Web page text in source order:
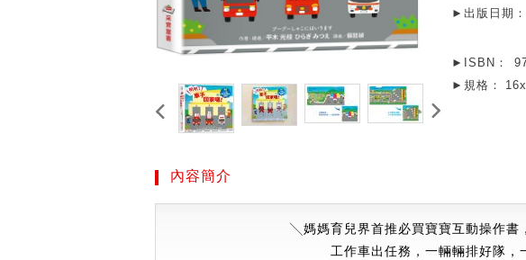
►出版日期：
►ISBN：
►規格：
內容簡介
╲媽媽育兒界首推必買寶寶互動操作書
工作車出任務， 一輛輛排好隊，